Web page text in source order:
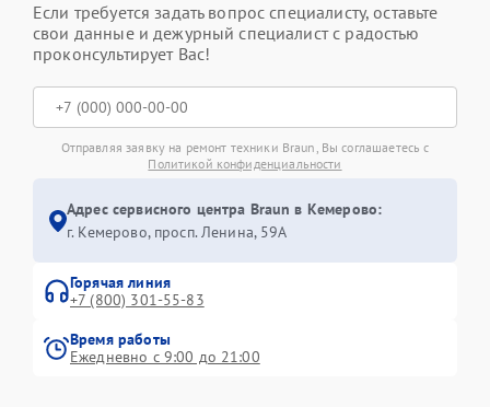
Если требуется задать вопрос специалисту, оставьте
свои данные и дежурный специалист с радостью
проконсультирует Вас!
Отправляя заявку на ремонт техники Braun, Вы соглашаетесь с
Политикой конфиденциальности
Адрес сервисного центра Braun в Кемерово:
г. Кемерово, просп. Ленина, 59А
Горячая линия
+7 (800) 301-55-83
Время работы
Ежедневно с 9:00 до 21:00